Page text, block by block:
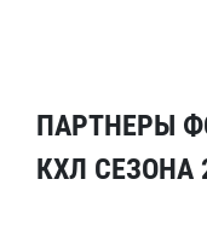
ПАРТНЕРЫ
КХЛ СЕЗОНА